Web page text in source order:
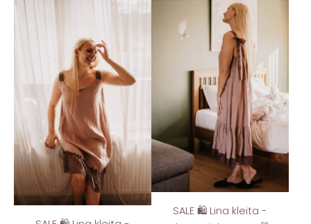
SALE 🛍️ Lina kleita -